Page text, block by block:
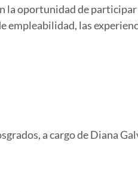
la oportunidad de participar
empleabilidad, las
a cargo de Diana